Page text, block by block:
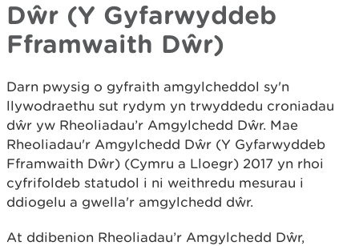
Dŵr (Y Gyfarwyddeb
Fframwaith Dŵr)
Darn pwysig o gyfraith amgylcheddol sy'n
llywodraethu sut rydym yn trwyddedu croniadau
dŵr yw Rheoliadau’r Amgylchedd Dŵr. Mae
Rheoliadau'r Amgylchedd Dŵr (Y Gyfarwyddeb
Fframwaith Dŵr) (Cymru a Lloegr) 2017 yn rhoi
cyfrifoldeb statudol i ni weithredu mesurau i
ddiogelu a gwella'r amgylchedd dŵr.
At ddibenion Rheoliadau’r Amgylchedd Dŵr,